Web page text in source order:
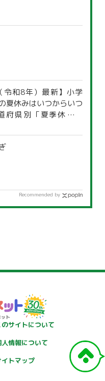
令和8年）最新】小学
夏休みはいつからいつ
府県別「夏季休暇一
Recommended by
のサイトについて
情報について
イトマップ